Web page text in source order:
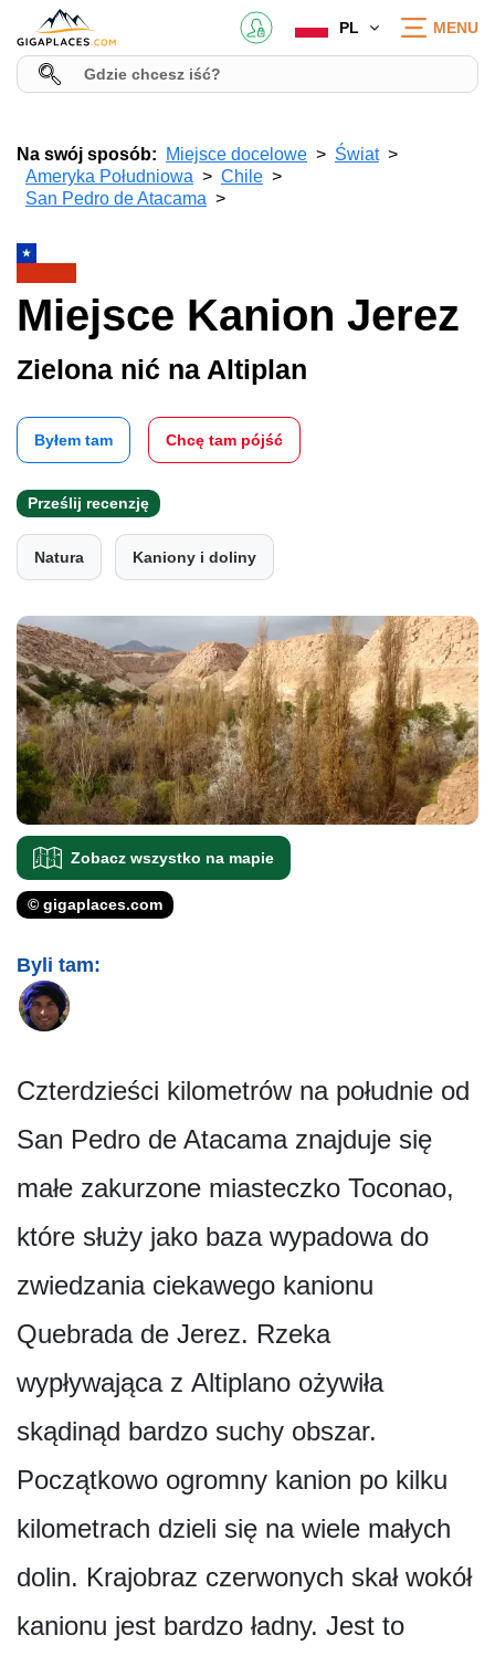
PL MENU
Na swój sposób: Miejsce docelowe
Świat
Ameryka Południowa
Chile
San Pedro de Atacama
Miejsce Kanion Jerez
Zielona nić na Altiplan
Byłem tam Chcę tam pójść
Prześlij recenzję
Natura Kaniony i doliny
Zobacz wszystko na mapie
© gigaplaces.com
Byli tam:
Czterdzieści kilometrów na południe od
San Pedro de Atacama znajduje się
małe zakurzone miasteczko Toconao,
które służy jako baza wypadowa do
zwiedzania ciekawego kanionu
Quebrada de Jerez. Rzeka
wypływająca z Altiplano ożywiła
skądinąd bardzo suchy obszar.
Początkowo ogromny kanion po kilku
kilometrach dzieli się na wiele małych
dolin. Krajobraz czerwonych skał wokół
kanionu jest bardzo ładny. Jest to